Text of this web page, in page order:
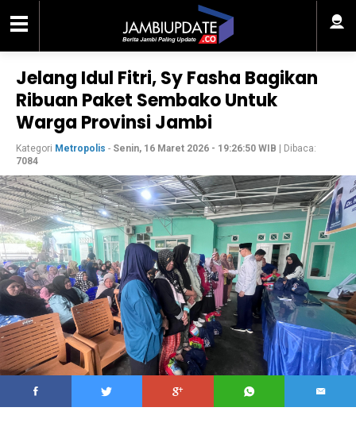
Jelang Idul Fitri, Sy Fasha Bagikan
Ribuan Paket Sembako Untuk
Warga Provinsi Jambi
Kategori Metropolis - Senin, 16 Maret 2026 - 19:26:50 WIB | Dibaca:
7084